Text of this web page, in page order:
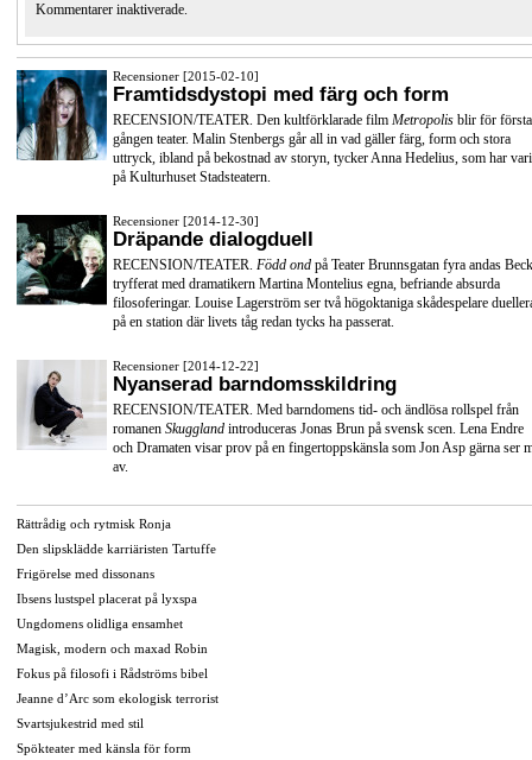
Kommentarer inaktiverade.
Recensioner [2015-02-10]
Framtidsdystopi med färg och form
RECENSION/TEATER. Den kultförklarade film Metropolis blir för första
gången teater. Malin Stenbergs går all in vad gäller färg, form och stora
uttryck, ibland på bekostnad av storyn, tycker Anna Hedelius, som har
på Kulturhuset Stadsteatern.
Recensioner [2014-12-30]
Dräpande dialogduell
RECENSION/TEATER. Född ond på Teater Brunnsgatan fyra andas
tryfferat med dramatikern Martina Montelius egna, befriande absurda
filosoferingar. Louise Lagerström ser två högoktaniga skådespelare
på en station där livets tåg redan tycks ha passerat.
Recensioner [2014-12-22]
Nyanserad barndomsskildring
RECENSION/TEATER. Med barndomens tid- och ändlösa rollspel från
romanen Skuggland introduceras Jonas Brun på svensk scen. Lena Endre
och Dramaten visar prov på en fingertoppskänsla som Jon Asp gärna ser
av.
Rättrådig och rytmisk Ronja
Den slipsklädde karriäristen Tartuffe
Frigörelse med dissonans
Ibsens lustspel placerat på lyxspa
Ungdomens olidliga ensamhet
Magisk, modern och maxad Robin
Fokus på filosofi i Rådströms bibel
Jeanne d’Arc som ekologisk terrorist
Svartsjukestrid med stil
Spökteater med känsla för form